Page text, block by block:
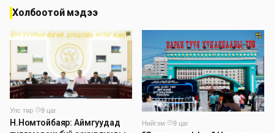
Холбоотой мэдээ
Улс төр·
9 цаг
Н.Номтойбаяр: Аймгуудад
Нийгэм·
9 цаг